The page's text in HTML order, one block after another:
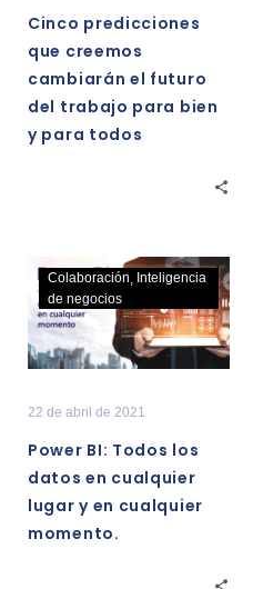
bien
Cinco predicciones
que creemos
cambiarán el futuro
del trabajo para bien
y para todos
Power
Todos
los
en
Colaboración
Inteligencia
de negocios
22 de abril de 2021
Power BI: Todos los
datos en cualquier
lugar y en cualquier
momento.